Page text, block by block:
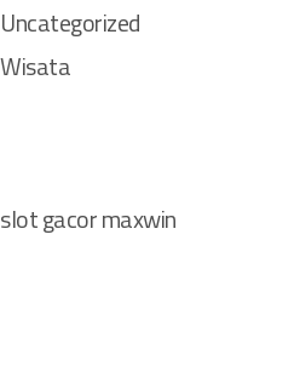
Uncategorized
Wisata
slot gacor maxwin